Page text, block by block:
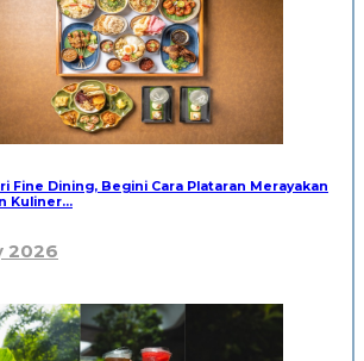
Fine Dining, Begini Cara Plataran Merayakan
Kuliner…
2026